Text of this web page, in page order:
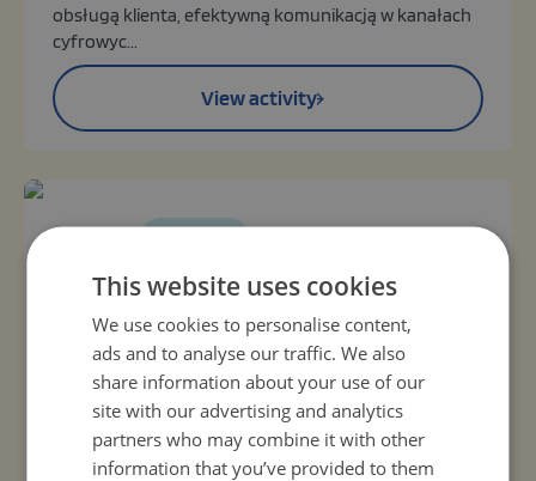
obsługą klienta, efektywną komunikacją w kanałach
cyfrowyc...
View activity
Organizer:
Mali odkrywcy AI – programujemy
19, Sep 2026 - 19, Sep 2026
Wydarzenie skierowane jest do dzieci w spektrum
autyzmu w wieku 8–12 lat. Jego celem jest rozwijanie
kompetencji cyfrowych, kreatywnego myślenia oraz
pokazanie dzieciom, że technologia i sztuczna
inteligencja mogą być narzędziami do poznawania i
This website uses cookies
We use cookies to personalise content,
ads and to analyse our traffic. We also
share information about your use of our
site with our advertising and analytics
partners who may combine it with other
information that you’ve provided to them